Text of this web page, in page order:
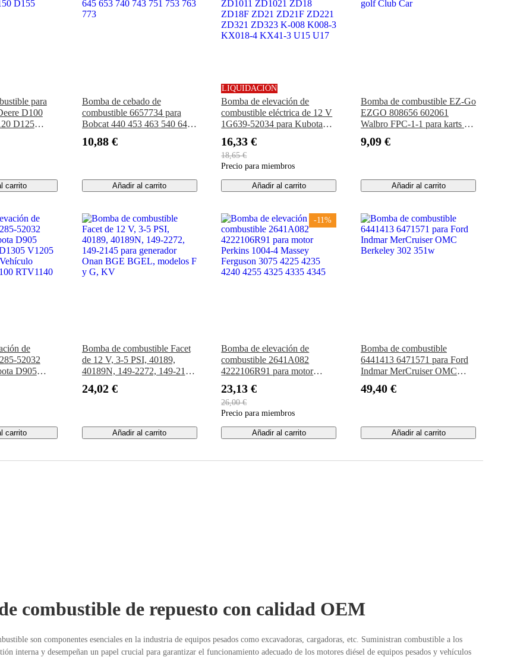
para
D100
D125
carrito
Bomba de cebado de
combustible 6657734 para
Bobcat 440 453 463 540 640
773
10,88 €
Añadir al carrito
LIQUIDACIÓN
Bomba de elevación de
combustible eléctrica de 12 V
1G639-52034 para Kubota
ZD18F ZD21 ZD21F ZD221
ZD321 ZD323 K-008 K008-3
KX018-4 KX41-3 U15 U17
16,33 €
18,65 €
Precio para miembros
Añadir al carrito
Bomba de combustible EZ-Go
EZGO 808656 602061
Walbro FPC-1-1 para karts de
9,09 €
Añadir al carrito
de
52032
D905
carrito
Bomba de combustible Facet
de 12 V, 3-5 PSI, 40189,
40189N, 149-2272, 149-2145
BGEL, modelos F y G, KV
24,02 €
Añadir al carrito
-11%
Bomba de elevación de
combustible 2641A082
4222106R91 para motor
Ferguson 3075 4225 4235
4240 4255 4325 4335 4345
23,13 €
26,00 €
Precio para miembros
Añadir al carrito
Bomba de combustible
6441413 6471571 para Ford
Indmar MerCruiser OMC
49,40 €
Añadir al carrito
combustible de repuesto con calidad OEM
son componentes esenciales en la industria de equipos pesados ​​como excavadoras, cargadoras, etc. Suministran combustible a los
interna y desempeñan un papel crucial para garantizar el funcionamiento adecuado de los motores diésel de equipos pesados ​​y vehículos